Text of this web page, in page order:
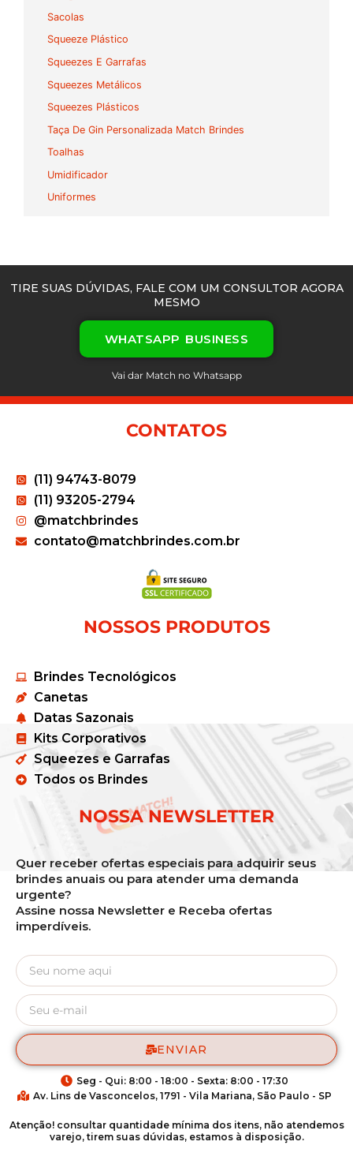
Sacolas
Squeeze Plástico
Squeezes E Garrafas
Squeezes Metálicos
Squeezes Plásticos
Taça De Gin Personalizada Match Brindes
Toalhas
Umidificador
Uniformes
TIRE SUAS DÚVIDAS, FALE COM UM CONSULTOR AGORA
MESMO
WHATSAPP BUSINESS
Vai dar Match no Whatsapp
CONTATOS
(11) 94743-8079
(11) 93205-2794
@matchbrindes
contato@matchbrindes.com.br
NOSSOS PRODUTOS
Brindes Tecnológicos
Canetas
Datas Sazonais
Kits Corporativos
Squeezes e Garrafas
Todos os Brindes
NOSSA NEWSLETTER
Quer receber ofertas especiais para adquirir seus
brindes anuais ou para atender uma demanda
urgente?
Assine nossa Newsletter e Receba ofertas
imperdíveis.
ENVIAR
Seg - Qui: 8:00 - 18:00 - Sexta: 8:00 - 17:30
Av. Lins de Vasconcelos, 1791 - Vila Mariana, São Paulo - SP
Atenção! consultar quantidade mínima dos itens, não atendemos
varejo, tirem suas dúvidas, estamos à disposição.